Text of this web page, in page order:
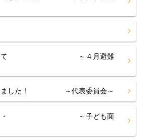
をもって ～４月避難
きました！ ～代表委員会～
間に・・ ～子ども面